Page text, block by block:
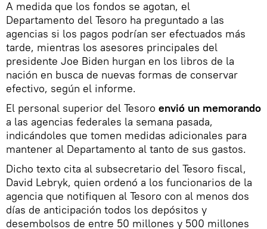
A medida que los fondos se agotan, el
Departamento del Tesoro ha preguntado a las
agencias si los pagos podrían ser efectuados más
tarde, mientras los asesores principales del
presidente Joe Biden hurgan en los libros de la
nación en busca de nuevas formas de conservar
efectivo, según el informe.
El personal superior del Tesoro envió un memorando
a las agencias federales la semana pasada,
indicándoles que tomen medidas adicionales para
mantener al Departamento al tanto de sus gastos.
Dicho texto cita al subsecretario del Tesoro fiscal,
David Lebryk, quien ordenó a los funcionarios de la
agencia que notifiquen al Tesoro con al menos dos
días de anticipación todos los depósitos y
desembolsos de entre 50 millones y 500 millones